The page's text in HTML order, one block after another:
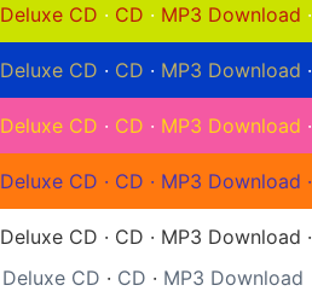
Deluxe CD · CD · MP3 Download ·
Deluxe CD · CD · MP3 Download ·
Deluxe CD · CD · MP3 Download ·
Deluxe CD · CD · MP3 Download ·
Deluxe CD · CD · MP3 Download ·
Deluxe CD · CD · MP3 Download